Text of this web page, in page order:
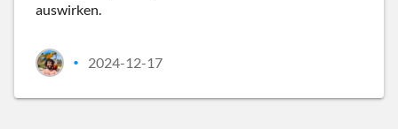
auswirken.
• 2024-12-17